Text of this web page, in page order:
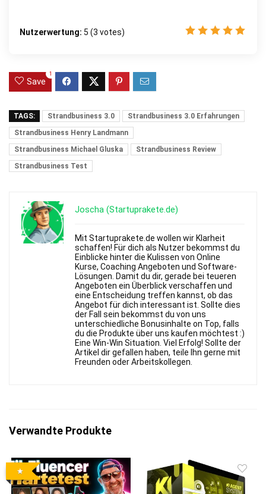
Nutzerwertung: 5 (3 votes)
Save
1
TAGS: Strandbusiness 3.0
Strandbusiness 3.0 Erfahrungen
Strandbusiness Henry Landmann
Strandbusiness Michael Gluska
Strandbusiness Review
Strandbusiness Test
Joscha (Startuprakete.de)
Mit Startuprakete.de wollen wir Klarheit
schaffen! Für dich als Nutzer bekommst du
Einblicke hinter die Kulissen von Online
Kurse, Coaching Angeboten und Software-
Lösungen. Damit du dir, gerade bei teueren
Angeboten ein Überblick verschaffen und
eine Entscheidung treffen kannst, ob das
Angebot für dich interessant ist. Sollte dies
der Fall sein bekommst du von uns
unterschiedliche Bonusinhalte on Top, falls
du die Produkte über uns kaufen möchtest :)
Eine Win-Win Situation. Viel Erfolg! Sollte der
Artikel dir gefallen haben, teile Ihn gerne mit
Freunden oder Arbeitskollegen.
Verwandte Produkte